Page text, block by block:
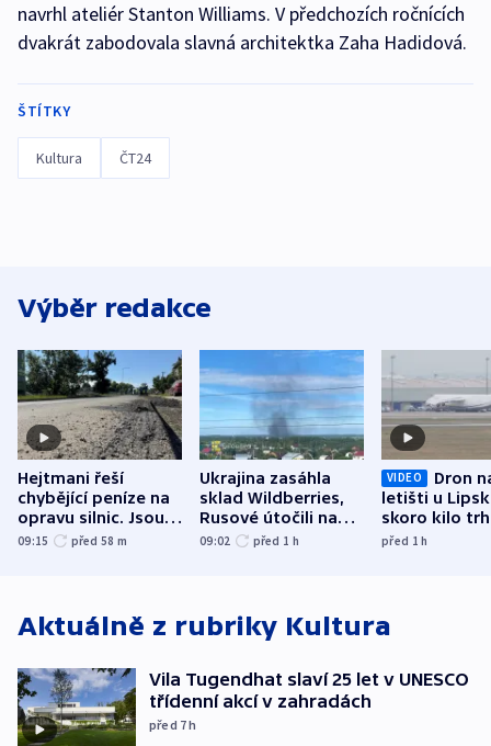
navrhl ateliér Stanton Williams. V předchozích ročnících
dvakrát zabodovala slavná architektka Zaha Hadidová.
ŠTÍTKY
Kultura ČT24
Výběr redakce
Hejtmani řeší
chybějící peníze na
opravu silnic. Jsou
nenárokové, namítá
09:15 před 58 m
Ukrajina zasáhla
sklad Wildberries,
Rusové útočili na
trh, hasiče či
09:02 před 1 h
VIDEO
Dron
letišti u
skoro kilo
indicie
před 1h
Aktuálně z rubriky Kultura
Vila Tugendhat slaví 25 let v UNESCO
třídenní akcí v zahradách
před 7h